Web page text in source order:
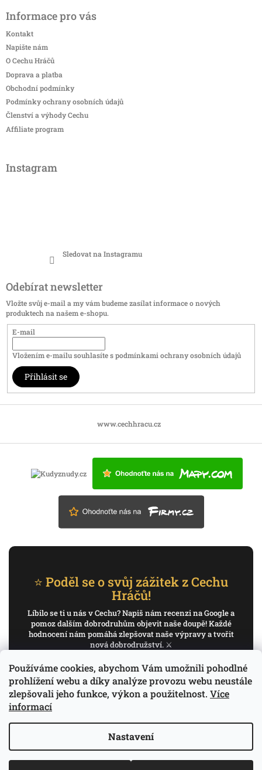
Používáme cookies, abychom Vám umožnili pohodlné
prohlížení webu a díky analýze provozu webu neustále
zlepšovali jeho funkce, výkon a použitelnost. Více
informací
Nastavení
Informace pro vás
Kontakt
Napište nám
O Cechu Hráčů
Doprava a platba
Obchodní podmínky
Podmínky ochrany osobních údajů
Členství a výhody Cechu
Affiliate program
Instagram
Sledovat na Instagramu
Odebírat newsletter
Vložte svůj e-mail a my vám budeme zasílat informace o nových
produktech na našem e-shopu.
E-mail
Vložením e-mailu souhlasíte spodmínkami ochrany osobních údajů
Přihlásit se
www.cechhracu.cz
⭐ Poděl se o svůj zážitek z Cechu
Hráčů!
Líbilo se ti u nás v Cechu? Napiš nám recenzi na Google a
pomoz dalším dobrodruhům objevit naše doupě! Každé
hodnocení nám pomáhá zlepšovat naše výpravy a tvořit
nová dobrodružství. ⚔️
✍️ Napiš recenzi na Google
Děkujeme, že pomáháš psát příběh Cechu Hráčů.